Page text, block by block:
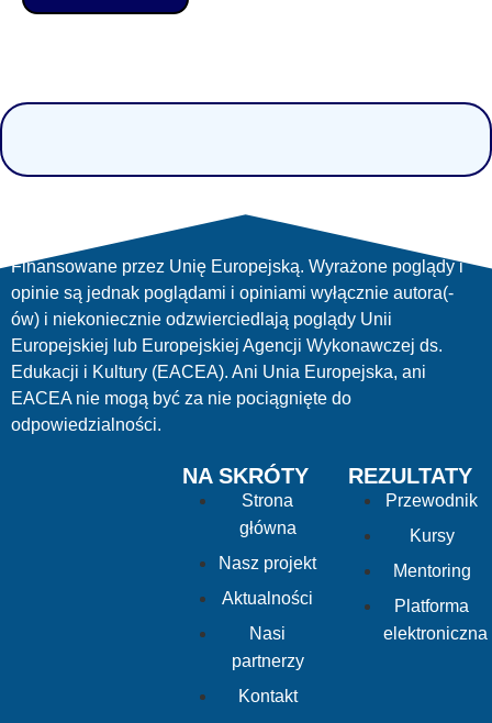
NA SKRÓTY
Strona
główna
Nasz projekt
Aktualności
Nasi
partnerzy
Kontakt
REZULTATY
Przewodnik
Kursy
Mentoring
Platforma
elektroniczna
Finansowane przez Unię Europejską. Wyrażone poglądy i
opinie są jednak poglądami i opiniami wyłącznie autora(-
ów) i niekoniecznie odzwierciedlają poglądy Unii
Europejskiej lub Europejskiej Agencji Wykonawczej ds.
Edukacji i Kultury (EACEA). Ani Unia Europejska, ani
EACEA nie mogą być za nie pociągnięte do
odpowiedzialności.